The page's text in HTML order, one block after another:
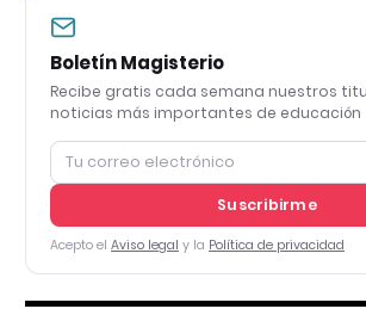
Boletín Magisterio
Recibe gratis cada semana nuestros
noticias más importantes de educación
Suscribirme
Acepto el Aviso legal y la Política de privacidad